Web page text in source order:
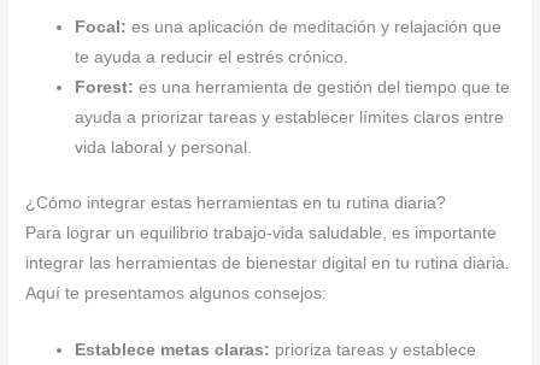
Focal: es una aplicación de meditación y relajación que
te ayuda a reducir el estrés crónico.
Forest: es una herramienta de gestión del tiempo que te
ayuda a priorizar tareas y establecer límites claros entre
vida laboral y personal.
¿Cómo integrar estas herramientas en tu rutina diaria?
Para lograr un equilibrio trabajo-vida saludable, es importante
integrar las herramientas de bienestar digital en tu rutina diaria.
Aquí te presentamos algunos consejos:
Establece metas claras: prioriza tareas y establece